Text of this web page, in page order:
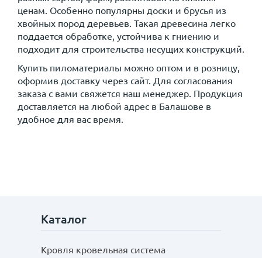
ценам. Особенно популярны доски и брусья из
хвойных пород деревьев. Такая древесина легко
поддается обработке, устойчива к гниению и
подходит для строительства несущих конструкций.
Купить пиломатериалы можно оптом и в розницу,
оформив доставку через сайт. Для согласования
заказа с вами свяжется наш менеджер. Продукция
доставляется на любой адрес в Балашове в
удобное для вас время.
Каталог
Кровля кровельная система